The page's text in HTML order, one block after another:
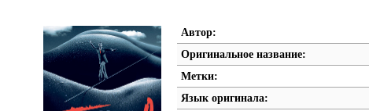
Автор:
Оригинальное название:
Метки:
Язык оригинала: